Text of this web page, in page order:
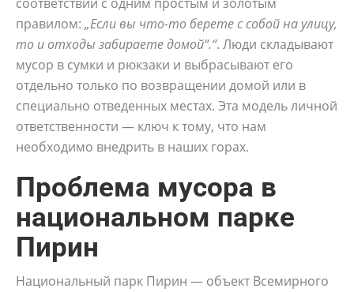
правилом: „Если вы что-то берете с собой на улицу,
то и отходы забираете домой“.“. Люди складывают
мусор в сумки и рюкзаки и выбрасывают его
отдельно только по возвращении домой или в
специально отведенных местах. Эта модель личной
ответственности — ключ к тому, что нам
необходимо внедрить в наших горах.
Проблема мусора в
национальном парке
Пирин
Национальный парк Пирин — объект Всемирного